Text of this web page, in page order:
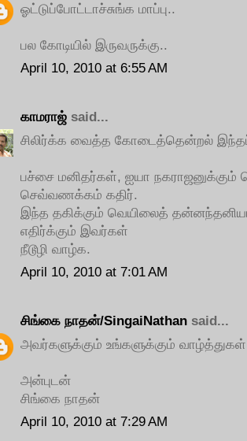
ஓட்டுப்போட்டாச்சுங்க மாப்பு..
பல கோடியில் இருவருக்கு..
April 10, 2010 at 6:55 AM
காமராஜ் said...
சிலிர்க்க வைத்த கோடைத்தென்றல்
பச்சை மனிதர்கள், ஐயா நகராஜனுக்கும்
செவ்வணக்கம் கதிர்.
இந்த தகிக்கும் வெயிலைத்
எதிர்க்கும் இவர்கள்
நீடூழி வாழ்க.
April 10, 2010 at 7:01 AM
சிங்கை நாதன்/SingaiNathan said...
அவர்களுக்கும் உங்களுக்கும் வாழ்த்துகள்
அன்புடன்
சிங்கை நாதன்
April 10, 2010 at 7:29 AM